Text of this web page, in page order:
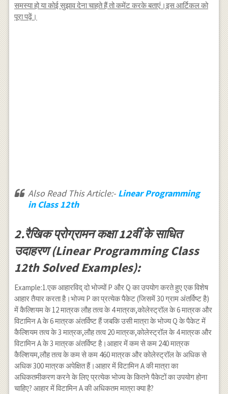
समस्या हो या कोई सुझाव देना चाहते हैं तो कमेंट करके बताएं।इस आर्टिकल को
पूरा पढ़ें।
Also Read This Article:- Linear Programming
in Class 12th
2.रैखिक प्रोग्रामन कक्षा 12वीं के साधित
उदाहरण (Linear Programming Class
12th Solved Examples):
Example:1.एक आहारविद् दो भोज्यों P और Q का उपयोग करते हुए एक विशेष
आहार तैयार करता है।भोज्य P का प्रत्येक पैकेट (जिसमें 30 ग्राम अंतर्विष्ट है)
में कैल्शियम के 12 मात्रक लौह तत्व के 4 मात्रक,कोलेस्ट्रॉल के 6 मात्रक और
विटामिन A के 6 मात्रक अंतर्विष्ट हैं जबकि उसी मात्रा के भोज्य Q के पैकेट में
कैल्शियम तत्व के 3 मात्रक,लौह तत्व 20 मात्रक,कोलेस्ट्रॉल के 4 मात्रक और
विटामिन A के 3 मात्रक अंतर्विष्ट है।आहार में कम से कम 240 मात्रक
कैल्शियम,लौह तत्व के कम से कम 460 मात्रक और कोलेस्ट्रॉल के अधिक से
अधिक 300 मात्रक अपेक्षित हैं।आहार में विटामिन A की मात्रा का
अधिकतमीकरण करने के लिए प्रत्येक भोज्य के कितने पैकेटों का उपयोग होना
चाहिए? आहार में विटामिन A की अधिकतम मात्रा क्या है?